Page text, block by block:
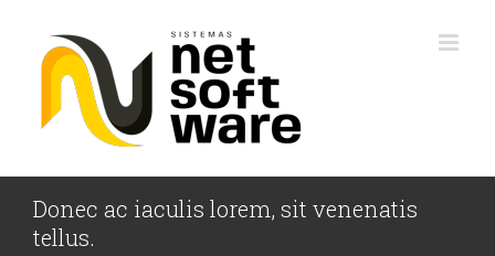
content
Donec ac iaculis lorem, sit venenatis
tellus.